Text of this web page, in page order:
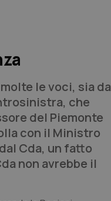
le voci, sia da
che
del Piemonte
con il Ministro
Cda, un fatto
non avrebbe il